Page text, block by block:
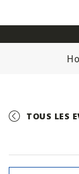
TOUS LES